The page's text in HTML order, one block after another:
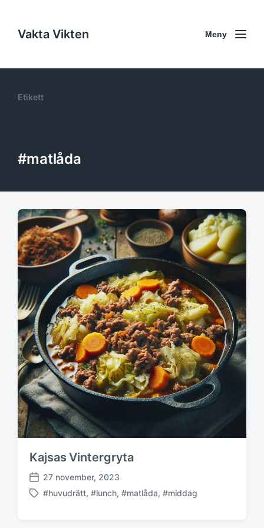
Vakta Vikten Meny
Etikett
#matlåda
Kajsas Vintergryta
P
u
27 november, 2023
M
#huvudrätt, #lunch, #matlåda, #middag